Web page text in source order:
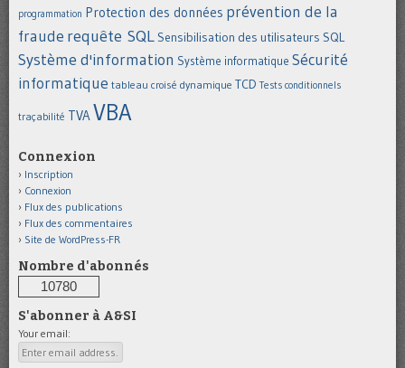
programmation Protection des données prévention de la
fraude requête SQL Sensibilisation des utilisateurs SQL
Système d'information Système informatique Sécurité
informatique tableau croisé dynamique TCD Tests conditionnels
traçabilité TVAVBA
Connexion
Inscription
Connexion
Flux des publications
Flux des commentaires
Site de WordPress-FR
Nombre d'abonnés
10780
S'abonner à A&SI
Your email: